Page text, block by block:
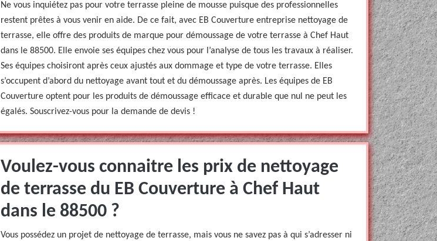
Ne vous inquiétez pas pour votre terrasse pleine de mousse puisque des professionnelles
restent prêtes à vous venir en aide. De ce fait, avec EB Couverture entreprise nettoyage de
terrasse, elle offre des produits de marque pour démoussage de votre terrasse à Chef Haut
dans le 88500. Elle envoie ses équipes chez vous pour l’analyse de tous les travaux à réaliser.
Ses équipes choisiront après ceux ajustés aux dommage et type de votre terrasse. Elles
s’occupent d’abord du nettoyage avant tout et du démoussage après. Les équipes de EB
Couverture optent pour les produits de démoussage efficace et durable que nul ne peut les
égalés. Souscrivez-vous pour la demande de devis !
Voulez-vous connaitre les prix de nettoyage
de terrasse du EB Couverture à Chef Haut
dans le 88500 ?
Vous possédez un projet de nettoyage de terrasse, mais vous ne savez pas à qui s’adresser ni